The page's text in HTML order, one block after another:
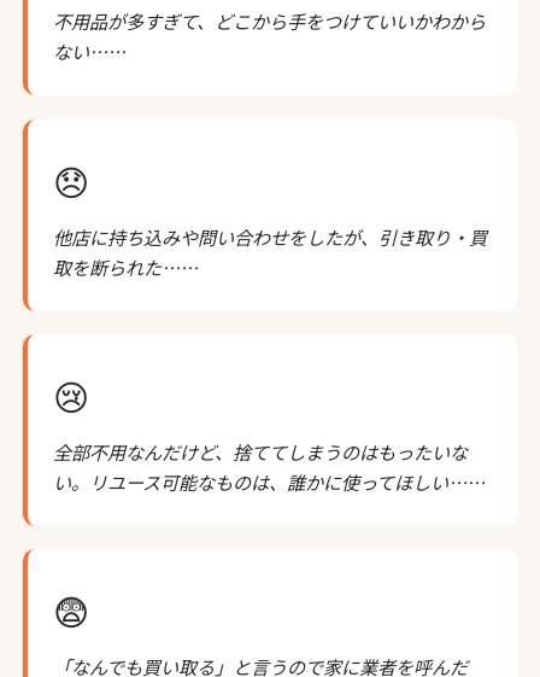
不用品が多すぎて、どこから手をつけていいかわから
ない……
😞
他店に持ち込みや問い合わせをしたが、引き取り・買
取を断られた……
😢
全部不用なんだけど、捨ててしまうのはもったいな
い。リユース可能なものは、誰かに使ってほしい……
😨
「なんでも買い取る」と言うので家に業者を呼んだ